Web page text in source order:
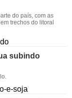
do país, com as
trechos do litoral
subindo